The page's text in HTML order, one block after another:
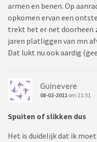
armen en benen. Op
opkomen ervan een
trekt het er net doorheen
jaren platliggen van mn
Dat lukt nu ook aardig
Guinevere
08-02-2011 om 21:51
Spuiten of slikken dus
Het is duidelijk dat ik